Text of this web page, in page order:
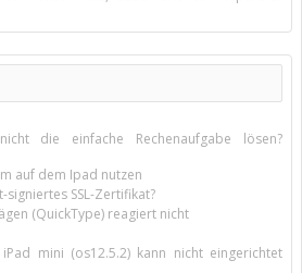
die einfache Rechenaufgabe lösen?
auf dem Ipad nutzen
SSL-Zertifikat?
(QuickType) reagiert nicht
mini (os12.5.2) kann nicht eingerichtet